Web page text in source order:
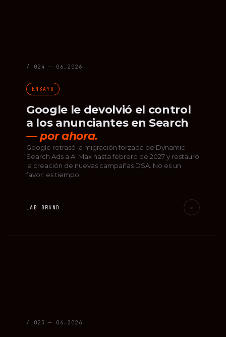
/ 024 — 06.2026
ENSAYO
Google le devolvió el control
a los anunciantes en Search
— por ahora.
Google retrasó la migración forzada de Dynamic
Search Ads a AI Max hasta febrero de 2027 y restauró
la creación de nuevas campañas DSA. No es un
favor: es tiempo.
LAB BRAND →
/ 023 — 06.2026